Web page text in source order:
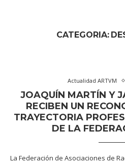
CATEGORIA:
Actualidad ARTVM
JOAQUÍN MARTÍN Y
RECIBEN UN
TRAYECTORIA
DE LA
La Federación de Asociaciones de